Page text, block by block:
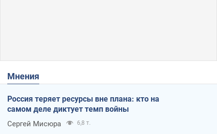
Мнения
Россия теряет ресурсы вне плана: кто на
самом деле диктует темп войны
Сергей Мисюра 6,8 т.